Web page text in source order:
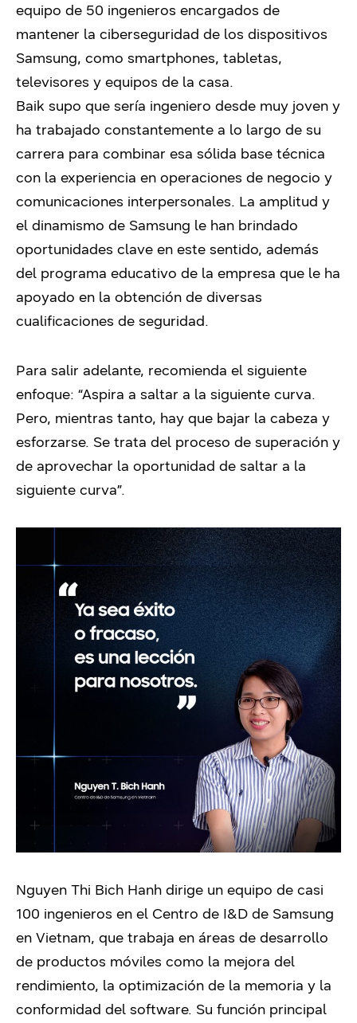
equipo de 50 ingenieros encargados de
mantener la ciberseguridad de los dispositivos
Samsung, como smartphones, tabletas,
televisores y equipos de la casa.
Baik supo que sería ingeniero desde muy joven y
ha trabajado constantemente a lo largo de su
carrera para combinar esa sólida base técnica
con la experiencia en operaciones de negocio y
comunicaciones interpersonales. La amplitud y
el dinamismo de Samsung le han brindado
oportunidades clave en este sentido, además
del programa educativo de la empresa que le ha
apoyado en la obtención de diversas
cualificaciones de seguridad.
Para salir adelante, recomienda el siguiente
enfoque: “Aspira a saltar a la siguiente curva.
Pero, mientras tanto, hay que bajar la cabeza y
esforzarse. Se trata del proceso de superación y
de aprovechar la oportunidad de saltar a la
siguiente curva”.
Nguyen Thi Bich Hanh dirige un equipo de casi
100 ingenieros en el Centro de I&D de Samsung
en Vietnam, que trabaja en áreas de desarrollo
de productos móviles como la mejora del
rendimiento, la optimización de la memoria y la
conformidad del software. Su función principal